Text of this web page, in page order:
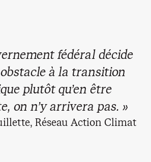
fédéral décide
à la transition
plutôt qu’en être
on n’y arrivera pas. »
Réseau Action Climat